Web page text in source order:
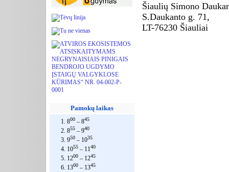
Pamokų laikas
1. 800 – 845
2. 855 – 940
3. 950 – 1035
4. 1055 – 1140
5. 1200 – 1245
6. 1300 – 1345
Šiaulių Simono
S.Daukanto g. 71,
LT-76230 Šiauliai